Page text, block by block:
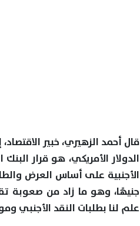
قال أحمد الزهيري، خبير
الدولار الأمريكي، هو قرار
جنيهًا، وهو ما زاد من صعوبة
علم لنا بطلبات النقد الأجنبي